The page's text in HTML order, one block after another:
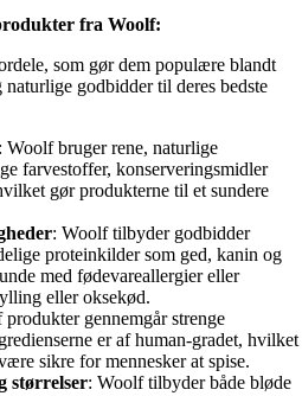
fra Woolf:
som gør dem populære blandt
naturlige godbidder til deres bedste
: Woolf bruger rene, naturlige
farvestoffer, konserveringsmidler
gør produkterne til et sundere
: Woolf tilbyder godbidder
proteinkilder som ged, kanin og
med fødevareallergier eller
eller oksekød.
gennemgår strenge
er af human-gradet, hvilket
sikre for mennesker at spise.
størrelser: Woolf tilbyder både bløde